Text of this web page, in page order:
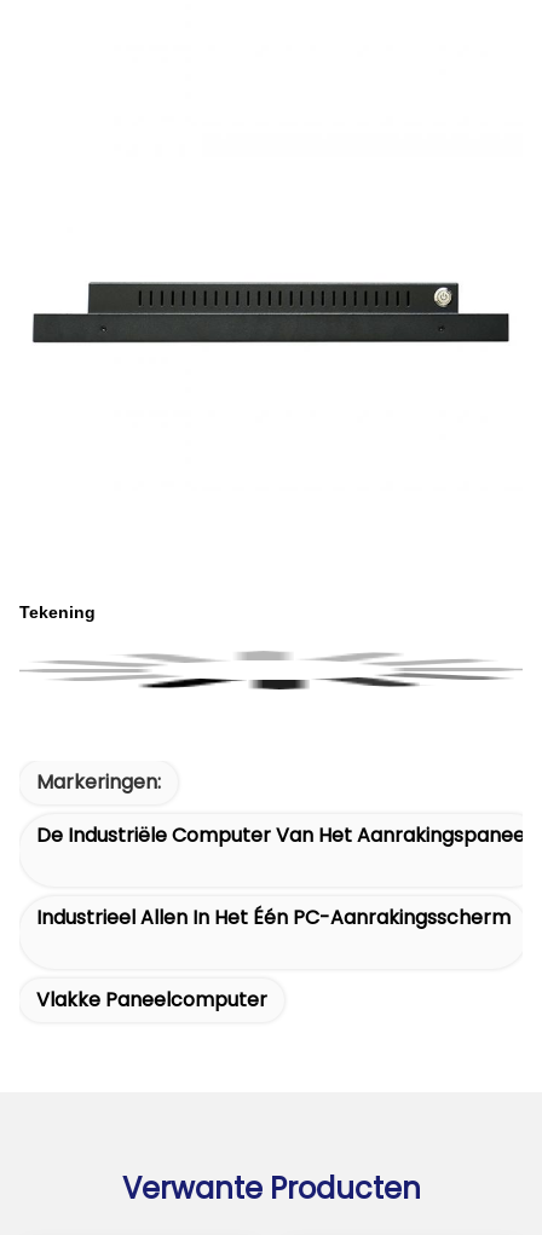
Tekening
Markeringen:
De Industriële Computer Van Het Aanrakingspaneel
Industrieel Allen In Het Één PC-Aanrakingsscherm
Vlakke Paneelcomputer
Verwante Producten